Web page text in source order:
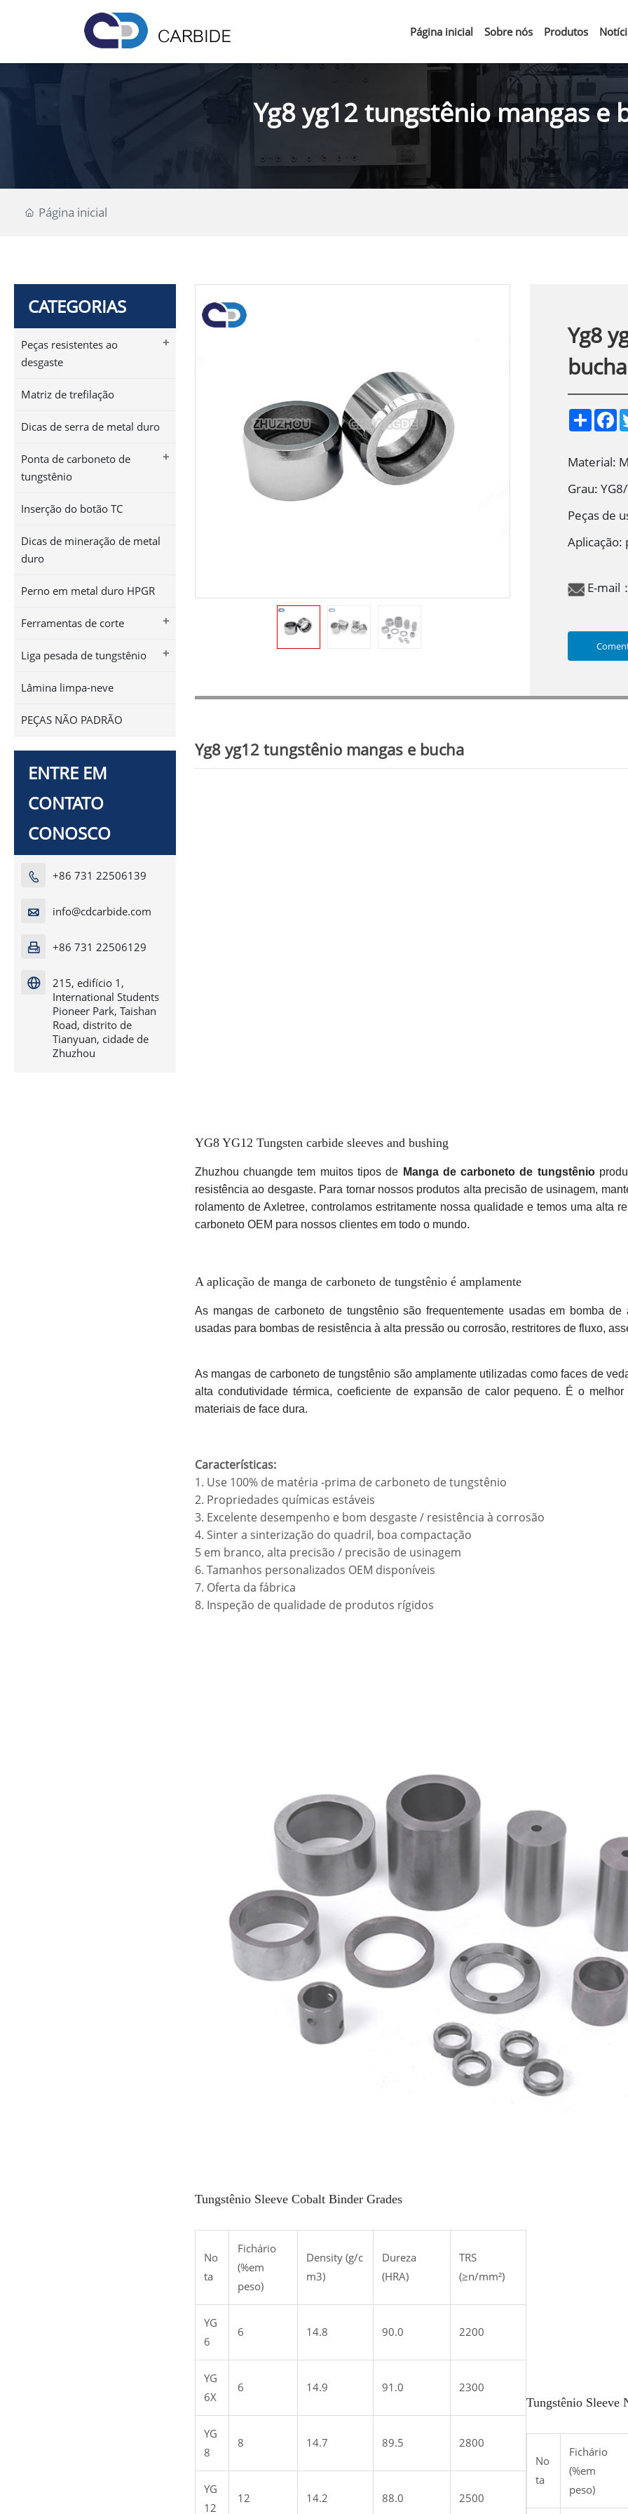
Página inicial Sobre nós Produtos
Yg8 yg12 tungstênio mangas e
Página inicial
CATEGORIAS
+
Peças resistentes ao
desgaste
Matriz de trefilação
Dicas de serra de metal duro
+
Ponta de carboneto de
tungstênio
Inserção do botão TC
Dicas de mineração de metal
duro
Perno em metal duro HPGR
+
Ferramentas de corte
+
Liga pesada de tungstênio
Lâmina limpa-neve
PEÇAS NÃO PADRÃO
ENTRE EM
CONTATO
CONOSCO
 +86 731 22506139
 info@cdcarbide.com
 +86 731 22506129

215, edifício 1,
International Students
Pioneer Park, Taishan
Road, distrito de
Tianyuan, cidade de
Zhuzhou
Yg8
bucha
S
h
e
F
a
b
o
o
k
Material:
Grau:
Peças de
Aplicação:
E-mail：
Yg8 yg12 tungstênio mangas e bucha
YG8 YG12 Tungsten carbide sleeves and bushing
Zhuzhou chuangde tem muitos tipos de Manga de carboneto de tungstênio
resistência ao desgaste. Para tornar nossos produtos alta precisão de usinagem,
rolamento de Axletree, controlamos estritamente nossa qualidade e temos uma alta
carboneto OEM para nossos clientes em todo o mundo.
A aplicação de manga de carboneto de tungstênio é amplamente
As mangas de carboneto de tungstênio são frequentemente usadas em bomba
usadas para bombas de resistência à alta pressão ou corrosão, restritores de fluxo,
As mangas de carboneto de tungstênio são amplamente utilizadas como faces de
alta condutividade térmica, coeficiente de expansão de calor pequeno. É o
materiais de face dura.
Características:
1. Use 100% de matéria -prima de carboneto de tungstênio
2. Propriedades químicas estáveis
3. Excelente desempenho e bom desgaste / resistência à corrosão
4. Sinter a sinterização do quadril, boa compactação
5 em branco, alta precisão / precisão de usinagem
6. Tamanhos personalizados OEM disponíveis
7. Oferta da fábrica
8. Inspeção de qualidade de produtos rígidos
Tungstênio Sleeve Cobalt Binder Grades
No
ta
Fichário
(%em
peso)
Density (g/c
m3)
Dureza
(HRA)
TRS
(≥n/mm²)
YG
6
6 14.8 90.0 2200
YG
6X
6 14.9 91.0 2300
YG
8
8 14.7 89.5 2800
YG
12
12 14.2 88.0 2500
Tungstênio Sleeve
No
ta
Fichário
(%em
peso)